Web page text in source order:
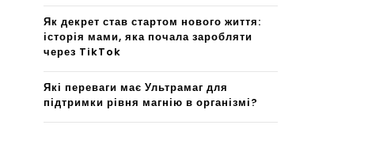
Як декрет став стартом нового життя:
історія мами, яка почала заробляти
через TikTok
Які переваги має Ультрамаг для
підтримки рівня магнію в організмі?